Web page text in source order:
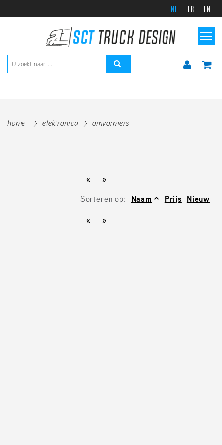
NL FR EN
home elektronica omvormers
« »
Sorteren op: Naam Prijs Nieuw
« »